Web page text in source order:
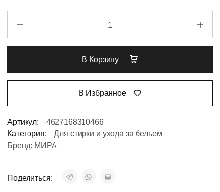
В Корзину
В Избранное
Артикул:
4627168310466
Категория:
Для стирки и ухода за бельем
Бренд: МИРА
Поделиться: